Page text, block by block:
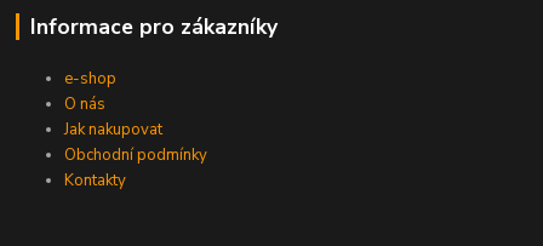
Informace pro zákazníky
e-shop
O nás
Jak nakupovat
Obchodní podmínky
Kontakty